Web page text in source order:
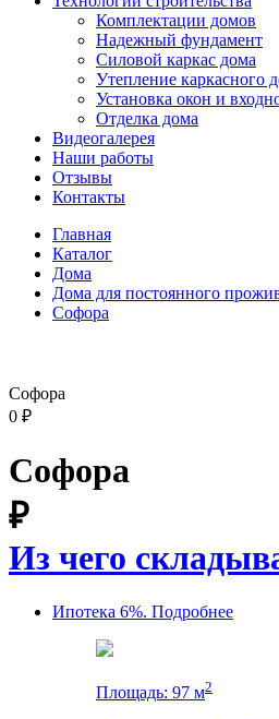
Комплектации домов
Надежный фундамент
Силовой каркас дома
Утепление каркасного
Установка окон и
Отделка дома
Видеогалерея
Наши работы
Отзывы
Контакты
Главная
Каталог
Дома
Дома для постоянного
Софора
Софора
0 ₽
Софора
₽
Из чего
Ипотека 6%. Подробнее
Площадь: 97 м2